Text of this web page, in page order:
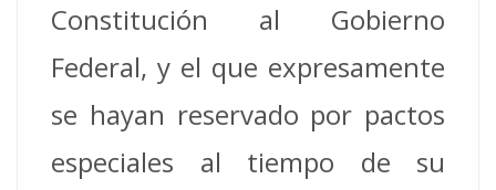
Constitución al Gobierno
Federal, y el que expresamente
se hayan reservado por pactos
especiales al tiempo de su